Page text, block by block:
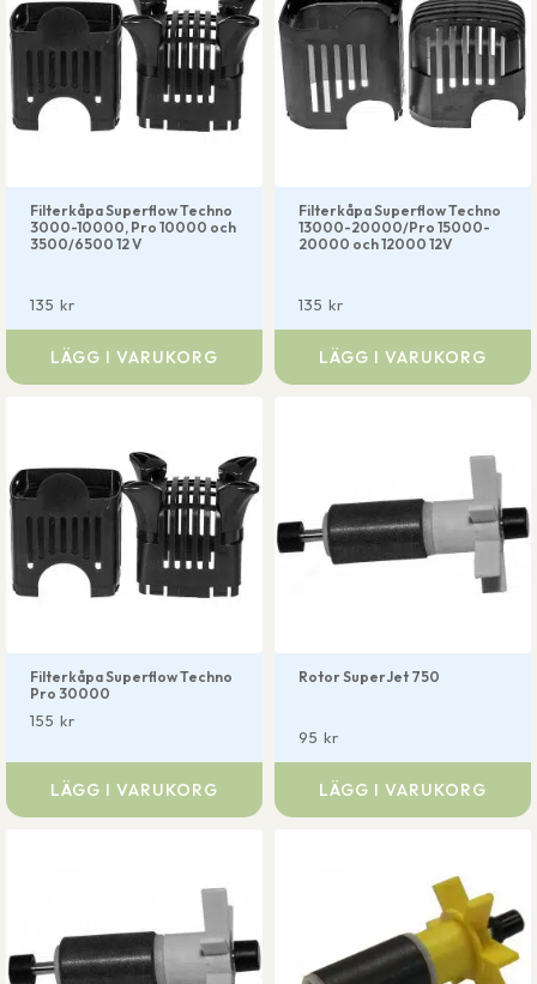
Filterkåpa Superflow Techno
3000-10000, Pro 10000 och
3500/6500 12 V
135 kr
LÄGG I VARUKORG
Filterkåpa Superflow Techno
13000-20000/Pro 15000-
20000 och 12000 12V
135 kr
LÄGG I VARUKORG
Filterkåpa Superflow Techno
Pro 30000
155 kr
LÄGG I VARUKORG
Rotor SuperJet 750
95 kr
LÄGG I VARUKORG